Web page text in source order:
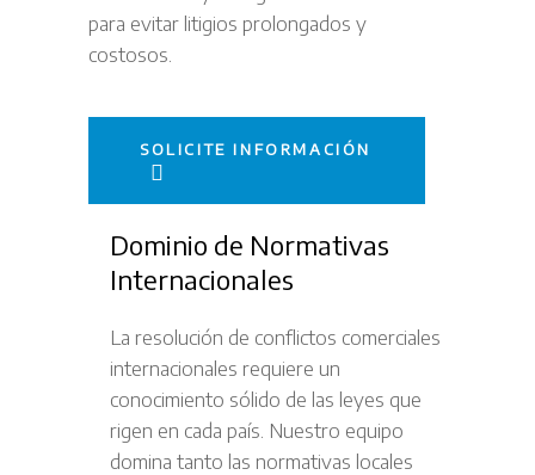
para evitar litigios prolongados y
costosos.
SOLICITE INFORMACIÓN
Dominio de Normativas
Internacionales
La resolución de conflictos comerciales
internacionales requiere un
conocimiento sólido de las leyes que
rigen en cada país. Nuestro equipo
domina tanto las normativas locales